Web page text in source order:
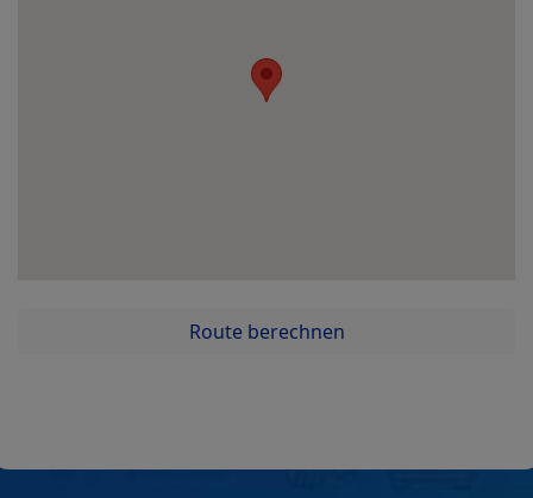
Route berechnen